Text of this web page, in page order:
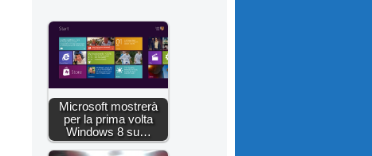
Microsoft mostrerà
per la prima volta
Windows 8 su…